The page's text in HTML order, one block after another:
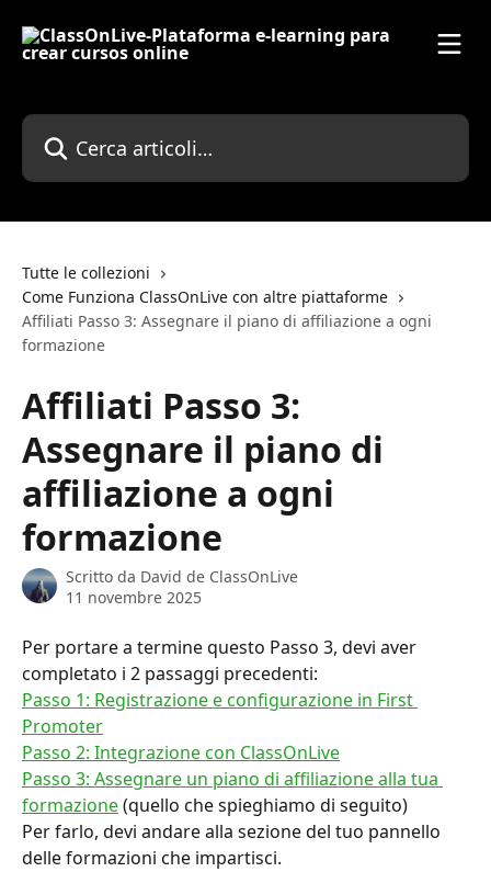
Cerca articoli…
Tutte le collezioni
Come Funziona ClassOnLive con altre piattaforme
Affiliati Passo 3: Assegnare il piano di affiliazione a ogni
formazione
Affiliati Passo 3:
Assegnare il piano di
affiliazione a ogni
formazione
Scritto da David de ClassOnLive
11 novembre 2025
Per portare a termine questo Passo 3, devi aver
completato i 2 passaggi precedenti:
Passo 1: Registrazione e configurazione in First
Promoter
Passo 2: Integrazione con ClassOnLive
Passo 3: Assegnare un piano di affiliazione alla tua
formazione (quello che spieghiamo di seguito)
Per farlo, devi andare alla sezione del tuo pannello
delle formazioni che impartisci.